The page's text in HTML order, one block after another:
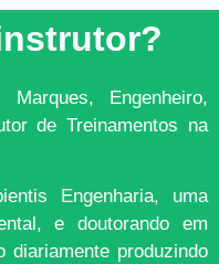
Engenheiro,
de Treinamentos na
Engenharia, uma
e doutorando em
diariamente produzindo